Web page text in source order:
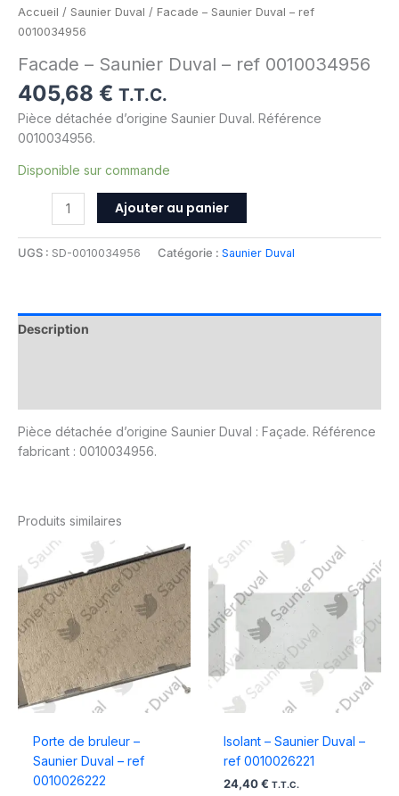
Accueil / Saunier Duval / Facade – Saunier Duval – ref
0010034956
Facade – Saunier Duval – ref 0010034956
405,68 € T.T.C.
Pièce détachée d’origine Saunier Duval. Référence
0010034956.
Disponible sur commande
Ajouter au panier
UGS : SD-0010034956 Catégorie : Saunier Duval
Description
Pièce détachée d’origine Saunier Duval : Façade. Référence
fabricant : 0010034956.
Produits similaires
Porte de bruleur –
Saunier Duval – ref
0010026222
Isolant – Saunier Duval –
ref 0010026221
24,40 € T.T.C.